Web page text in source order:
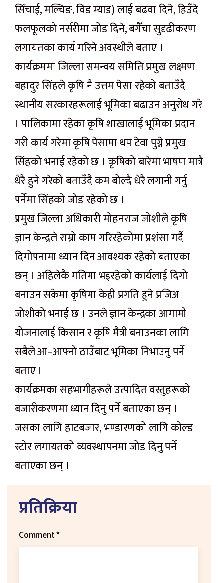
सिँचाई, मल्चिङ, विड म्याड) लाई बढवा दिने, हिउँदे
फलफूलको नर्सरीमा जोड दिने, बगैँचा सुदृढीकरण
लगायतका कार्य गरिने अवस्थीले बताए ।
कार्यक्रममा जिल्ला समन्वय समिति प्रमुख लक्ष्मण
बहादुर सिंहले कृषि नै उत्तम पेसा रहेको बताउँदै
स्थानीय सरकारहरूलाई भूमिका बढाउन अनुरोध गरे
। पालिकामा रहेका कृषि शाखालाई भूमिका प्रदान
गरी कार्य गरेमा कृषि पेसामा थप टेवा पुग्ने प्रमुख
सिंहको भनाई रहेको छ । कृषिको बारेमा भाषण मात्रै
धेरै हुने गरेको बताउँदै कम बोल्दै धेरै लगानी गर्नु
पर्नेमा सिंहको जोड रहेको छ ।
प्रमुख जिल्ला अधिकारी मोहनराज जोशीले कृषि
ज्ञान केन्द्रले राम्रो काम गरिरहेकोमा प्रशंसा गर्दै
दिगोपनामा ध्यान दिन आवश्यक रहेको बताएका
छन् । अहिलेकै गतिमा भइरहेको कार्यलाई दिगो
बनाउन सकेमा कृषिमा केही प्रगति हुने प्रजिअ
जोशीको भनाई छ । उनले ज्ञान केन्द्रका आगामी
योजनालाई किसान र कृषि मैत्री बनाउनका लागि
सबैले आ–आफ्नो ठाउँबाट भूमिका निभाउनु पर्ने
बताए ।
कार्यक्रमका सहभागीहरूले उत्पादित वस्तुहरूको
बजारीकरणमा ध्यान दिनु पर्ने बताएका छन् ।
जसका लागि हाटबजार, भण्डारणको लागि कोल्ड
स्टोर लगायतको व्यवस्थापनमा जोड दिनु पर्ने
बताएका छन् ।
प्रतिक्रिया
Comment*